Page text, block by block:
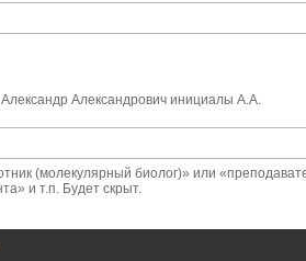
Александрович инициалы А.А.
(молекулярный биолог)» или
и т.п. Будет скрыт.